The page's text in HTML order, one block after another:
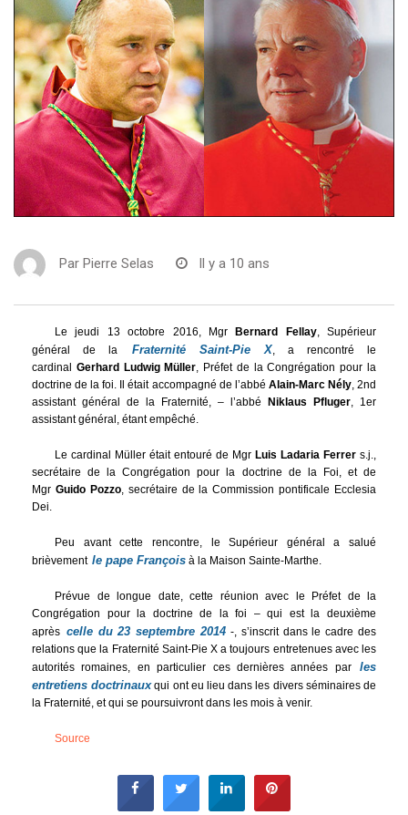
Par Pierre Selas Il y a 10 ans
Le jeudi 13 octobre 2016, MgrBernard Fellay, Supérieur
général de la
Fraternité Saint-Pie X, a rencontré le
cardinal Gerhard Ludwig Müller, Préfet de la Congrégation pour la
doctrine de la foi. Il était accompagné de l’abbé Alain-Marc Nély, 2nd
assistant général de la Fraternité, – l’abbé Niklaus Pfluger, 1er
assistant général, étant empêché.
Le cardinal Müller était entouré de Mgr Luis Ladaria Ferrer s.j.,
secrétaire de la Congrégation pour la doctrine de la Foi, et de
Mgr Guido Pozzo, secrétaire de la Commission pontificale Ecclesia
Dei.
Peu avant cette rencontre, le Supérieur général a salué
brièvement le pape François à la Maison Sainte-Marthe.
Prévue de longue date, cette réunion avec le Préfet de la
Congrégation pour la doctrine de la foi – qui est la deuxième
après celle du 23 septembre 2014 -, s’inscrit dans le cadre des
relations que la Fraternité Saint-Pie X a toujours entretenues avec les
autorités romaines, en particulier ces dernières années par
les
entretiens doctrinauxqui ont eu lieu dans les divers séminaires de
la Fraternité, et qui se poursuivront dans les mois à venir.
Source